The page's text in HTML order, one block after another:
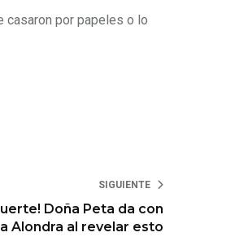
casaron por papeles o lo
SIGUIENTE
Doña Peta da con
Alondra al revelar esto